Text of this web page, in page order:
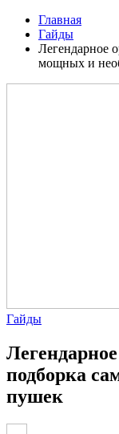
Главная
Гайды
Легендарное
мощных и
Гайды
подборка
пушек